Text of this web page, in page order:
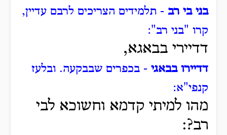
בני בי רב - תלמידים הצריכים לרבם עדיין,
קרו "בני רב":
דדיירי בבאגא,
דדיירו בבאגי - בכפרים שבבקעה. ובלעז
קנפי"א:
מהו למיתי קדמא וחשוכא לבי
רב?: